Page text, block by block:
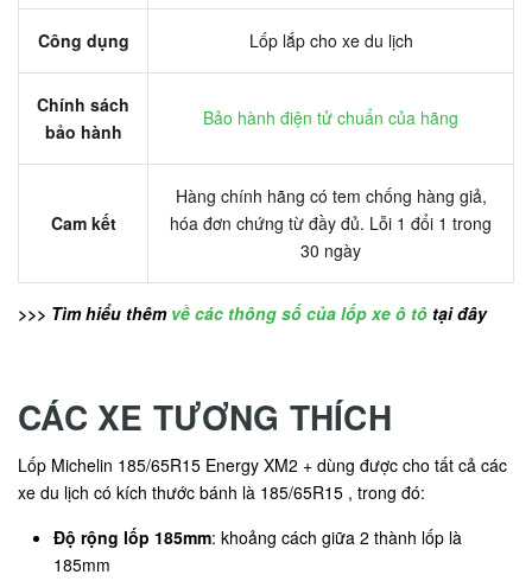
Công dụng Lốp lắp cho xe du lịch
Chính sách
bảo hành
Bảo hành điện tử chuẩn của hãng
Cam kết
Hàng chính hãng có tem chống hàng giả,
hóa đơn chứng từ đầy đủ. Lỗi 1 đổi 1 trong
30 ngày
>>> Tìm hiểu thêm về các thông số của lốp xe ô tô tại đây
CÁC XE TƯƠNG THÍCH
Lốp Michelin 185/65R15 Energy XM2 + dùng được cho tất cả các
xe du lịch có kích thước bánh là 185/65R15 , trong đó:
Độ rộng lốp 185mm: khoảng cách giữa 2 thành lốp là
185mm